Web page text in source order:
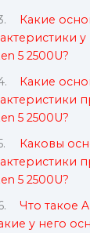
Какие
5 2500U?
Какие
5 2500U?
Каковы
5 2500U?
Что такое
у него